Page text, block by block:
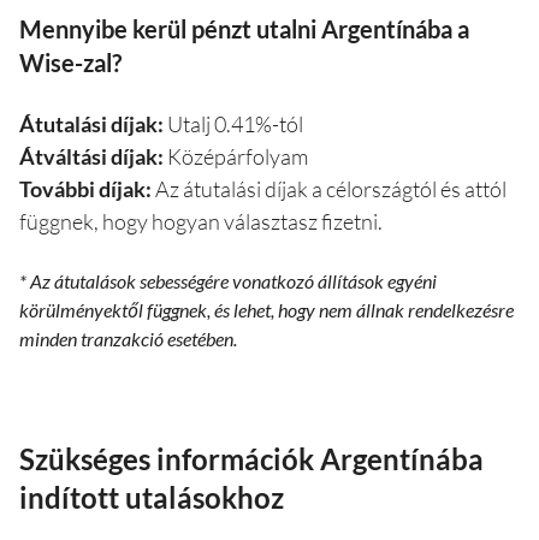
Mennyibe kerül pénzt utalni Argentínába a
Wise-zal?
Átutalási díjak: Utalj 0.41%-tól
Átváltási díjak: Középárfolyam
További díjak:Az átutalási díjak a célországtól és attól
függnek, hogy hogyan választasz fizetni.
* Az átutalások sebességére vonatkozó állítások egyéni
körülményektől függnek, és lehet, hogy nem állnak rendelkezésre
minden tranzakció esetében.
Szükséges információk Argentínába
indított utalásokhoz